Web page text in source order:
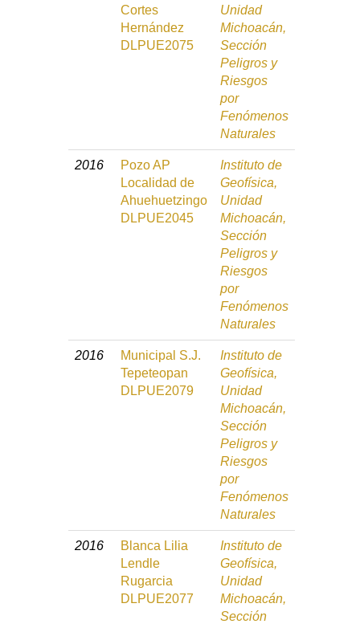
Cortes
Hernández
DLPUE2075
Unidad
Michoacán,
Sección
Peligros y
Riesgos
por
Fenómenos
Naturales
2016
Pozo AP
Localidad de
Ahuehuetzingo
DLPUE2045
Instituto de
Geofísica,
Unidad
Michoacán,
Sección
Peligros y
Riesgos
por
Fenómenos
Naturales
2016
Municipal S.J.
Tepeteopan
DLPUE2079
Instituto de
Geofísica,
Unidad
Michoacán,
Sección
Peligros y
Riesgos
por
Fenómenos
Naturales
2016
Blanca Lilia
Lendle
Rugarcia
DLPUE2077
Instituto de
Geofísica,
Unidad
Michoacán,
Sección